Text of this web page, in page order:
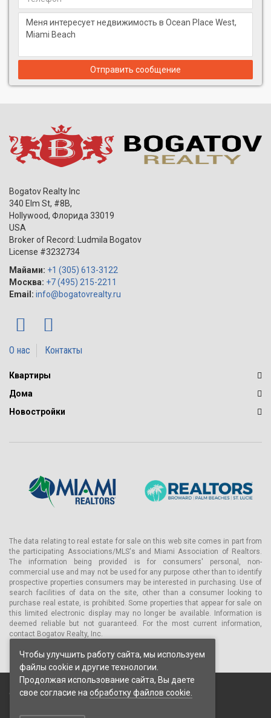
Отправить сообщение
Bogatov Realty Inc
340 Elm St, #8B,
Hollywood, Флорида 33019
USA
Broker of Record: Ludmila Bogatov
License #3232734
Майами: +1 (305) 613-3122
Москва: +7 (495) 215-2211
Email: info@bogatovrealty.ru
О нас Контакты
Квартиры
Дома
Новостройки
The data relating to real estate for sale on this web site comes in part from
the participating Associations/MLS's and Miami Association of Realtors.
The information being provided is for consumers' personal, non-
commercial use and may not be used for any purpose other than to identify
prospective properties consumers may be interested in purchasing. Use of
search facilities of data on the site, other than a consumer looking to
purchase real estate, is prohibited. Some properties that appear for sale on
this limited electronic display may no longer be available. Information is
deemed reliable but not guaranteed. For the most current information,
contact Bogatov Realty, Inc.
Чтобы улучшить работу сайта, мы используем
файлы cookie и другие технологии.
Продолжая использование сайта, Вы даете
свое согласие на обработку файлов cookie.
© 2026 Bogatov Realty Inc. Все права защищены.